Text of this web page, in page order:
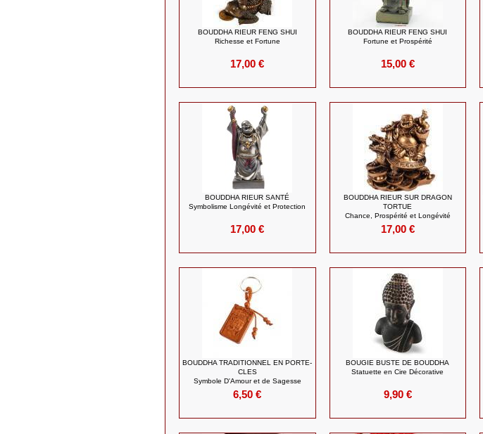
BOUDDHA RIEUR FENG SHUI
Richesse et Fortune
17,00 €
BOUDDHA RIEUR FENG SHUI
Fortune et Prospérité
15,00 €
BOUDDHA RIEUR SANTÉ
Symbolisme Longévité et Protection
17,00 €
BOUDDHA RIEUR SUR DRAGON
TORTUE
Chance, Prospérité et Longévité
17,00 €
BOUDDHA TRADITIONNEL EN PORTE-
CLES
Symbole D'Amour et de Sagesse
6,50 €
BOUGIE BUSTE DE BOUDDHA
Statuette en Cire Décorative
9,90 €